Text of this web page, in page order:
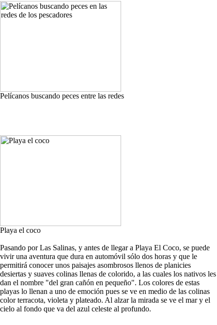
Pelícanos buscando peces entre las redes
Playa el coco
Pasando por Las Salinas, y antes de llegar a Playa El Coco, se puede
vivir una aventura que dura en automóvil sólo dos horas y que le
permitirá conocer unos paisajes asombrosos llenos de planicies
desiertas y suaves colinas llenas de colorido, a las cuales los nativos les
dan el nombre "del gran cañón en pequeño". Los colores de estas
playas lo llenan a uno de emoción pues se ve en medio de las colinas
color terracota, violeta y plateado. Al alzar la mirada se ve el mar y el
cielo al fondo que va del azul celeste al profundo.